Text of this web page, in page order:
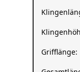
Messertyp: